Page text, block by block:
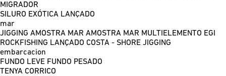
MIGRADOR
SILURO EXÓTICA LANÇADO
mar
JIGGING AMOSTRA MAR AMOSTRA MAR MULTIELEMENTO EGI
ROCKFISHING LANÇADO COSTA - SHORE JIGGING
embarcacion
FUNDO LEVE FUNDO PESADO
TENYA CORRICO